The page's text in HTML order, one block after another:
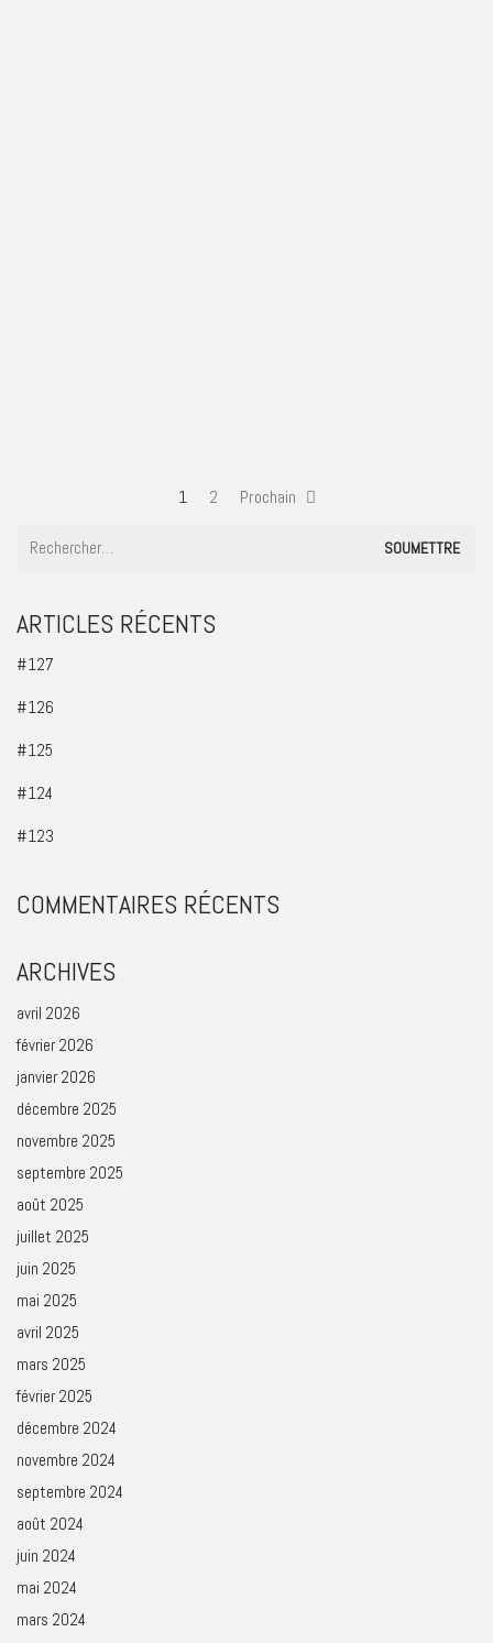
1 2 Prochain
ARTICLES RÉCENTS
#127
#126
#125
#124
#123
COMMENTAIRES RÉCENTS
ARCHIVES
avril 2026
février 2026
janvier 2026
décembre 2025
novembre 2025
septembre 2025
août 2025
juillet 2025
juin 2025
mai 2025
avril 2025
mars 2025
février 2025
décembre 2024
novembre 2024
septembre 2024
août 2024
juin 2024
mai 2024
mars 2024